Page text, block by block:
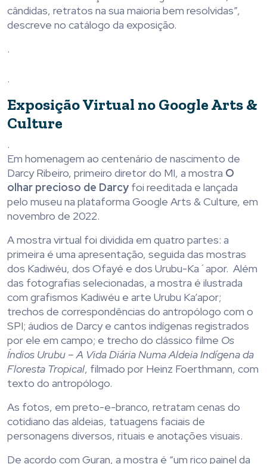
cândidas, retratos na sua maioria bem resolvidas”,
descreve no catálogo da exposição.
.
.
Exposição Virtual no Google Arts &
Culture
.
Em homenagem ao centenário de nascimento de
Darcy Ribeiro, primeiro diretor do MI, a mostra O
olhar precioso de Darcy foi reeditada e lançada
pelo museu na plataforma Google Arts & Culture, em
novembro de 2022.
A mostra virtual foi dividida em quatro partes: a
primeira é uma apresentação, seguida das mostras
dos Kadiwéu, dos Ofayé e dos Urubu-Ka´apor. Além
das fotografias selecionadas, a mostra é ilustrada
com grafismos Kadiwéu e arte Urubu Ka’apor;
trechos de correspondências do antropólogo com o
SPI; áudios de Darcy e cantos indígenas registrados
por ele em campo; e trecho do clássico filme Os
Índios Urubu – A Vida Diária Numa Aldeia Indígena da
Floresta Tropical, filmado por Heinz Foerthmann, com
texto do antropólogo.
As fotos, em preto-e-branco, retratam cenas do
cotidiano das aldeias, tatuagens faciais de
personagens diversos, rituais e anotações visuais.
De acordo com Guran, a mostra é “um rico painel da